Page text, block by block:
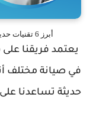
أبرز 6 تقنيات حديثة تستخدمها شركة تصليح سخانات الكويت
يعتمد فريقنا
في صيانة مختلف
حديثة تساعدنا على